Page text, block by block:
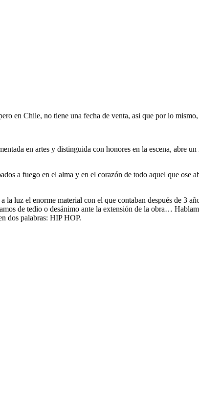
en Chile, no tiene una fecha de venta, asi que por lo
en artes y distinguida con honores en la escena, abre
a fuego en el alma y en el corazón de todo aquel que ose
la luz el enorme material con el que contaban después de 3
de tedio o desánimo ante la extensión de la obra…
dos palabras: HIP HOP.